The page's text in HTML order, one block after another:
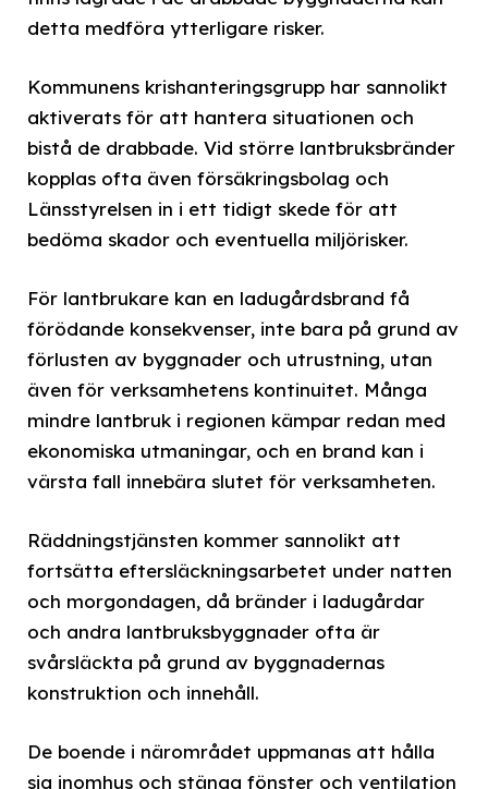
detta medföra ytterligare risker.
Kommunens krishanteringsgrupp har sannolikt
aktiverats för att hantera situationen och
bistå de drabbade. Vid större lantbruksbränder
kopplas ofta även försäkringsbolag och
Länsstyrelsen in i ett tidigt skede för att
bedöma skador och eventuella miljörisker.
För lantbrukare kan en ladugårdsbrand få
förödande konsekvenser, inte bara på grund av
förlusten av byggnader och utrustning, utan
även för verksamhetens kontinuitet. Många
mindre lantbruk i regionen kämpar redan med
ekonomiska utmaningar, och en brand kan i
värsta fall innebära slutet för verksamheten.
Räddningstjänsten kommer sannolikt att
fortsätta eftersläckningsarbetet under natten
och morgondagen, då bränder i ladugårdar
och andra lantbruksbyggnader ofta är
svårsläckta på grund av byggnadernas
konstruktion och innehåll.
De boende i närområdet uppmanas att hålla
sig inomhus och stänga fönster och ventilation